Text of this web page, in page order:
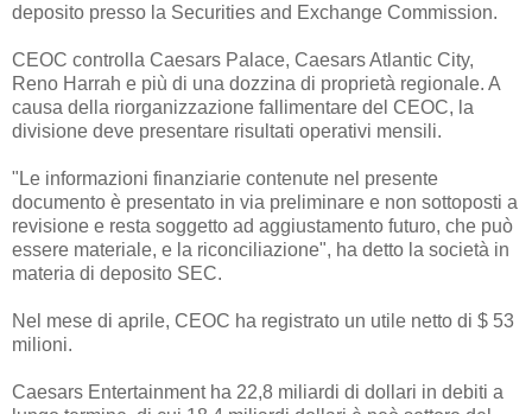
deposito presso la Securities and Exchange Commission.
CEOC controlla Caesars Palace, Caesars Atlantic City,
Reno Harrah e più di una dozzina di proprietà regionale. A
causa della riorganizzazione fallimentare del CEOC, la
divisione deve presentare risultati operativi mensili.
"Le informazioni finanziarie contenute nel presente
documento è presentato in via preliminare e non sottoposti a
revisione e resta soggetto ad aggiustamento futuro, che può
essere materiale, e la riconciliazione", ha detto la società in
materia di deposito SEC.
Nel mese di aprile, CEOC ha registrato un utile netto di $ 53
milioni.
Caesars Entertainment ha 22,8 miliardi di dollari in debiti a